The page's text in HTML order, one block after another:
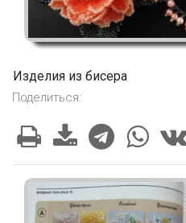
Изделия из бисера
Поделиться: